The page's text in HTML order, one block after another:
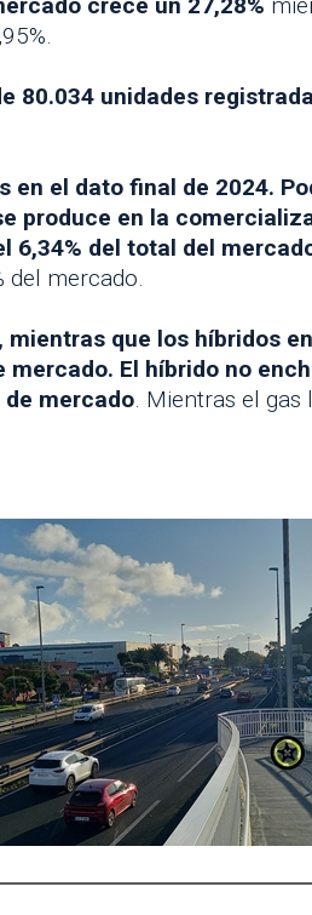
80.034 unidades
el dato final de 2024.
produce en la
6,34% del total del
del mercado.
mientras que los híbridos
mercado. El híbrido no
de mercado. Mientras el